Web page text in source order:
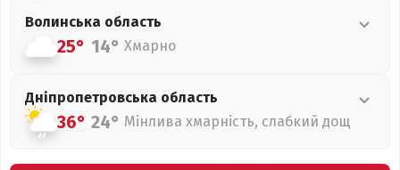
Волинська область
25° 14° Хмарно
Дніпропетровська область
36° 24° Мінлива хмарність, слабкий дощ